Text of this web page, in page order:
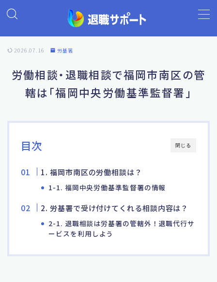
MENU
ホーム
退職代行の基礎知識
退職代行ランキング
退職代行 退職サポート
よくあるご質問
2026.07.16 労基署
労働相談・退職相談で福岡市南区の管
轄は「福岡中央労働基準監督署」
閉じる
目次
1. 福岡市南区の労働相談は？
1-1. 福岡中央労働基準監督署の情報
2. 労基署で受け付けてくれる相談内容は？
2-1. 退職相談は労基署の管轄外！退職代行サ
ービスを利用しよう